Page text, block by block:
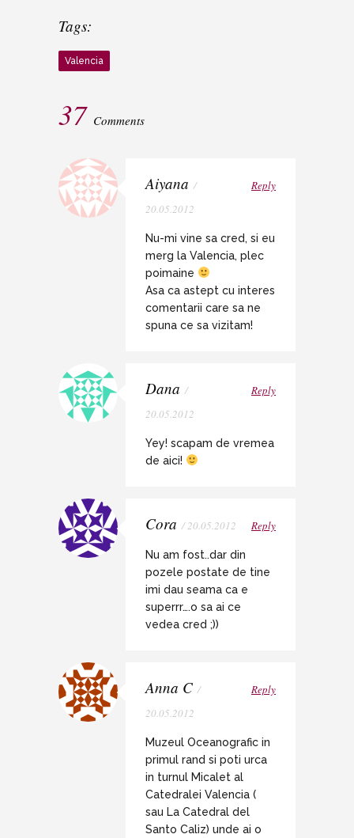
Tags:
Valencia
37 Comments
Aiyana /
20.05.2012
Reply
Nu-mi vine sa cred, si eu
merg la Valencia, plec
poimaine
Asa ca astept cu interes
comentarii care sa ne
spuna ce sa vizitam!
Dana /
20.05.2012
Reply
Yey! scapam de vremea
de aici!
Cora / 20.05.2012 Reply
Nu am fost..dar din
pozele postate de tine
imi dau seama ca e
superrr….o sa ai ce
vedea cred ;))
Anna C /
20.05.2012
Reply
Muzeul Oceanografic in
primul rand si poti urca
in turnul Micalet al
Catedralei Valencia (
sau La Catedral del
Santo Caliz) unde ai o